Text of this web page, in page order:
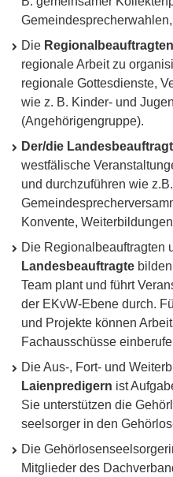
Die Regionalbeauftragten
regionale Arbeit zu
regionale Gottesdienste,
wie z. B. Kinder- und
(Angehörigengruppe).
Der/die
westfälische
und durchzuführen wie
Konvente,
Die Regionalbeauftragten
Landesbeauftragte
Team plant und führt
der EKvW-Ebene durch.
und Projekte können
Fachausschüsse
Die Aus-, Fort- und
Laienpredigern ist
Sie unterstützen die
seelsorger in den
Die
Mitglieder des